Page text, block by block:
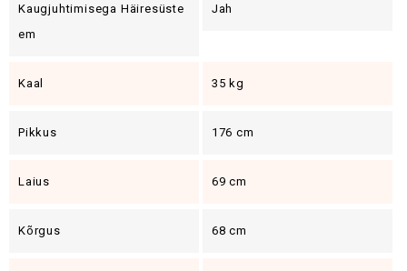
Kaugjuhtimisega Häiresüste
Em
Jah
Kaal 35 kg
Pikkus 176 cm
Laius 69 cm
Kõrgus 68 cm